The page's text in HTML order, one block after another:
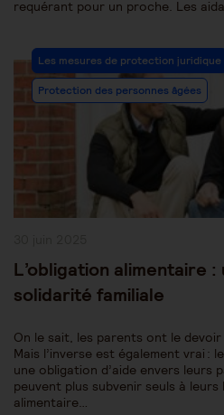
requérant pour un proche. Les
Post
Category:
Les mesures de protection juridique
Protection des personnes âgées
L’obligation alimentaire
solidarité familiale
On le sait, les parents ont le
Mais l’inverse est également vrai :
une obligation d’aide envers leurs
peuvent plus subvenir seuls à
alimentaire…